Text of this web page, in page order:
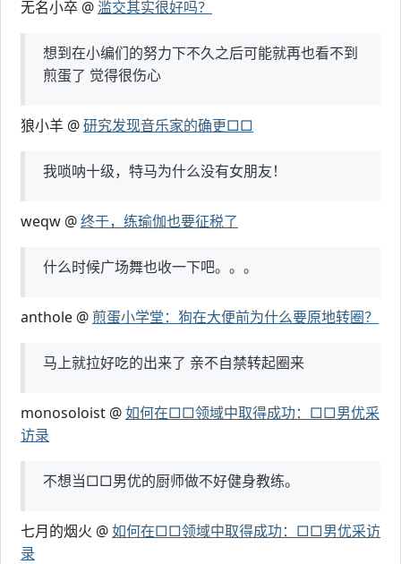
无名小卒 @滥交其实很好吗？
想到在小编们的努力下不久之后可能就再也看不到
煎蛋了 觉得很伤心
狼小羊 @研究发现音乐家的确更□□
我唢呐十级，特马为什么没有女朋友！
weqw @终于，练瑜伽也要征税了
什么时候广场舞也收一下吧。。。
anthole @ 煎蛋小学堂：狗在大便前为什么要原地转圈？
马上就拉好吃的出来了 亲不自禁转起圈来
monosoloist @如何在□□领域中取得成功：□□男优采
访录
不想当□□男优的厨师做不好健身教练。
七月的烟火 @如何在□□领域中取得成功：□□男优采访
录